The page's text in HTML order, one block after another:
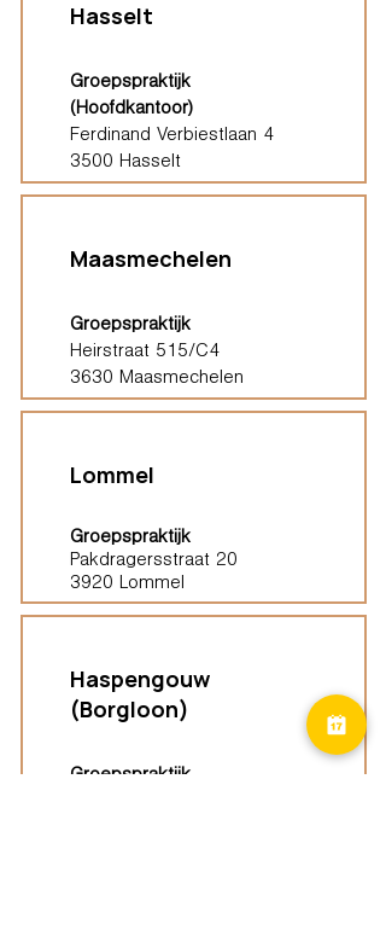
Hasselt
Groepspraktijk
(Hoofdkantoor)
Ferdinand Verbiestlaan 4
3500 Hasselt
Maasmechelen
Groepspraktijk
Heirstraat 515/C4
3630 Maasmechelen
Lommel
Groepspraktijk
Pakdragersstraat 20
3920 Lommel
Haspengouw
(Borgloon)
Groepspraktijk